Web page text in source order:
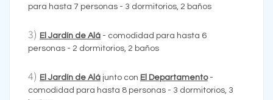
para hasta 7 personas - 3 dormitorios, 2 baños
3) El Jardín de Alá - comodidad para hasta 6
personas - 2 dormitorios, 2 baños
4) El Jardín de Alá junto con El Departamento-
comodidad para hasta 8 personas - 3 dormitorios, 3